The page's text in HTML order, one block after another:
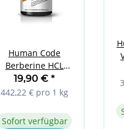
Human Code
Berberine HCL
90caps
19,90 € *
442,22 € pro 1 kg
Sofort verfügbar